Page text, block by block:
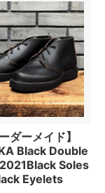
ダーメイド】
Black Double
Soles
Eyelets